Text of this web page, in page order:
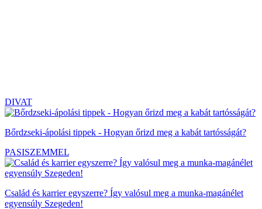
DIVAT
Bőrdzseki-ápolási tippek - Hogyan őrizd meg a kabát tartósságát?
PASISZEMMEL
Család és karrier egyszerre? Így valósul meg a munka-magánélet
egyensúly Szegeden!